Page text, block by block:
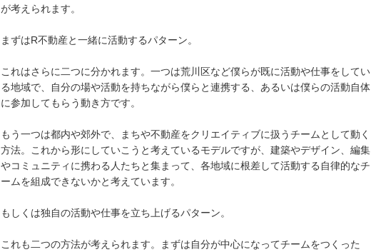
が考えられます。
まずはR不動産と一緒に活動するパターン。
これはさらに二つに分かれます。一つは荒川区など僕らが既に活動や仕事をしてい
る地域で、自分の場や活動を持ちながら僕らと連携する、あるいは僕らの活動自体
に参加してもらう動き方です。
もう一つは都内や郊外で、まちや不動産をクリエイティブに扱うチームとして動く
方法。これから形にしていこうと考えているモデルですが、建築やデザイン、編集
やコミュニティに携わる人たちと集まって、各地域に根差して活動する自律的なチ
ームを組成できないかと考えています。
もしくは独自の活動や仕事を立ち上げるパターン。
これも二つの方法が考えられます。まずは自分が中心になってチームをつくった